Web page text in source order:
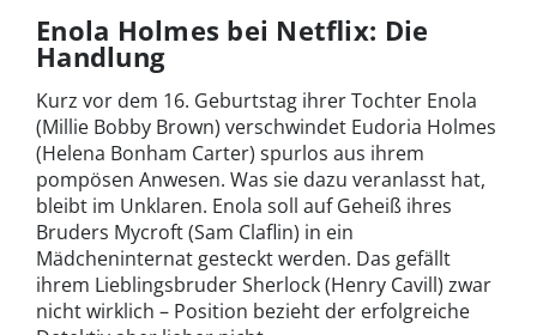
Enola Holmes bei Netflix: Die
Handlung
Kurz vor dem 16. Geburtstag ihrer Tochter Enola
(Millie Bobby Brown) verschwindet Eudoria Holmes
(Helena Bonham Carter) spurlos aus ihrem
pompösen Anwesen. Was sie dazu veranlasst hat,
bleibt im Unklaren. Enola soll auf Geheiß ihres
Bruders Mycroft (Sam Claflin) in ein
Mädcheninternat gesteckt werden. Das gefällt
ihrem Lieblingsbruder Sherlock (Henry Cavill) zwar
nicht wirklich – Position bezieht der erfolgreiche